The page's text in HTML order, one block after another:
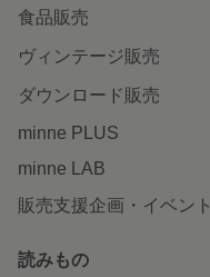
食品販売
ヴィンテージ販売
ダウンロード販売
minne PLUS
minne LAB
販売支援企画・イベント
読みもの